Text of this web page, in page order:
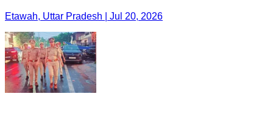
Etawah, Uttar Pradesh | Jul 20, 2026